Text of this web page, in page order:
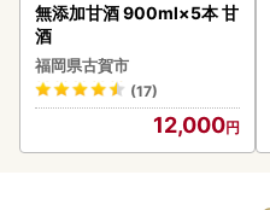
無添加甘酒 900ml×5本 甘
酒
福岡県古賀市
(17)
12,000